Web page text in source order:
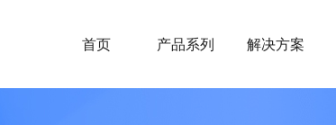
首页 产品系列 解决方案